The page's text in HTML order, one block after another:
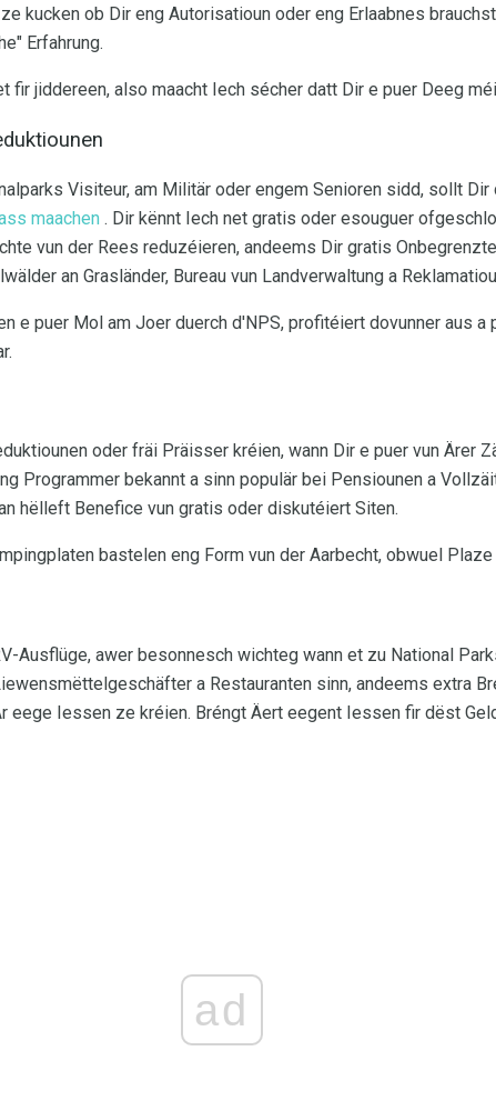
kucken ob Dir eng Autorisatioun oder eng Erlaabnes
Erfahrung.
fir jiddereen, also maacht Iech sécher datt Dir e puer Deeg
Visiteur, am Militär oder engem Senioren sidd, sollt Dir
maachen . Dir kënnt Iech net gratis oder esouguer
vun der Rees reduzéieren, andeems Dir gratis
an Grasländer, Bureau vun Landverwaltung a
e puer Mol am Joer duerch d'NPS, profitéiert dovunner aus a
oder fräi Präisser kréien, wann Dir e puer vun Ärer
Programmer bekannt a sinn populär bei Pensiounen a
hëlleft Benefice vun gratis oder diskutéiert Siten.
bastelen eng Form vun der Aarbecht, obwuel
Ausflüge, awer besonnesch wichteg wann et zu National
a Restauranten sinn, andeems extra
eege Iessen ze kréien. Bréngt Äert eegent Iessen fir dëst
ad